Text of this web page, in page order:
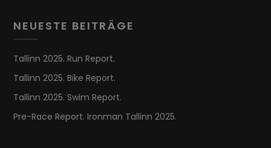
NEUESTE BEITRÄGE
Tallinn 2025. Run Report.
Tallinn 2025. Bike Report.
Tallinn 2025. Swim Report.
Pre-Race Report. Ironman Tallinn 2025.